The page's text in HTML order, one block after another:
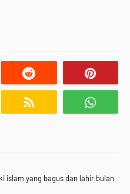
islam yang bagus dan lahir bulan